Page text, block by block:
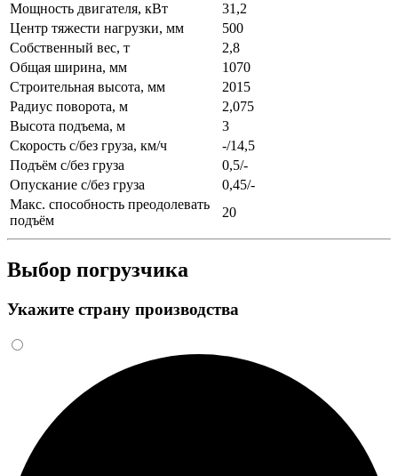
Мощность двигателя, кВт
31,2
Центр тяжести нагрузки, мм
500
Собственный вес, т
2,8
Общая ширина, мм
1070
Строительная высота, мм
2015
Радиус поворота, м
2,075
Высота подъема, м
3
Скорость с/без груза, км/ч
-/14,5
Подъём с/без груза
0,5/-
Опускание с/без груза
0,45/-
Макс. способность преодолевать
подъём
20
Выбор погрузчика
Укажите страну производства